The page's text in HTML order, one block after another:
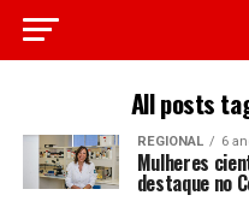
All posts
REGIONAL 6
Mulheres
destaque no